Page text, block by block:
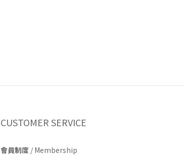
CUSTOMER SERVICE
會員制度 / Membership